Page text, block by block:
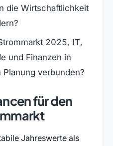
die Wirtschaftlichkeit
2025, IT,
und Finanzen in
verbunden?
für den
Jahreswerte als